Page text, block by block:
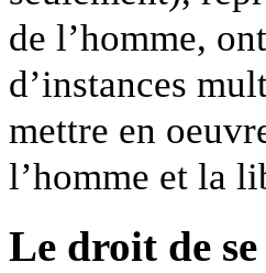
de l’homme,
d’instances
mettre en
l’homme et la
Le droit de